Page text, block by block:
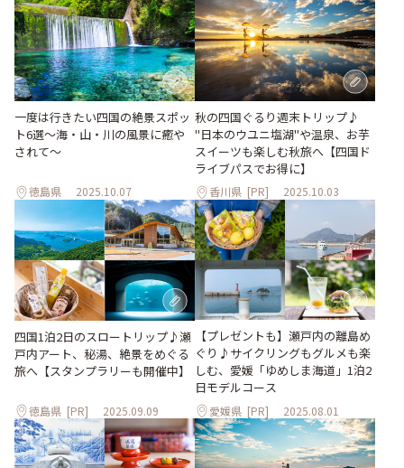
一度は行きたい四国の絶景スポッ
ト6選〜海・山・川の風景に癒や
されて〜
徳島県 2025.10.07
秋の四国ぐるり週末トリップ♪
"日本のウユニ塩湖"や温泉、お芋
スイーツも楽しむ秋旅へ【四国ド
ライブパスでお得に】
香川県 [PR] 2025.10.03
四国1泊2日のスロートリップ♪瀬
戸内アート、秘湯、絶景をめぐる
旅へ【スタンプラリーも開催中】
徳島県 [PR] 2025.09.09
【プレゼントも】瀬戸内の離島め
ぐり♪サイクリングもグルメも楽
しむ、愛媛「ゆめしま海道」1泊2
日モデルコース
愛媛県 [PR] 2025.08.01